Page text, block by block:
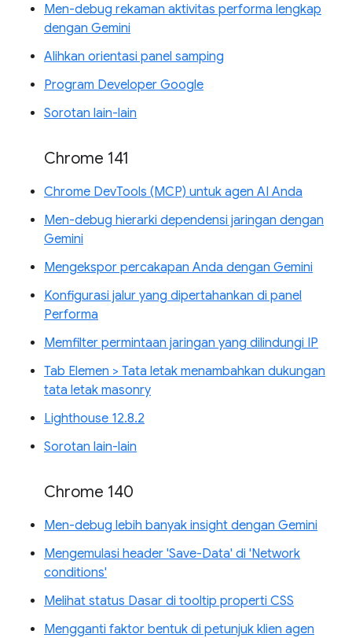
Men-debug rekaman aktivitas performa lengkap
dengan Gemini
Alihkan orientasi panel samping
Program Developer Google
Sorotan lain-lain
Chrome 141
Chrome DevTools (MCP) untuk agen AI Anda
Men-debug hierarki dependensi jaringan dengan
Gemini
Mengekspor percakapan Anda dengan Gemini
Konfigurasi jalur yang dipertahankan di panel
Performa
Memfilter permintaan jaringan yang dilindungi IP
Tab Elemen > Tata letak menambahkan dukungan
tata letak masonry
Lighthouse 12.8.2
Sorotan lain-lain
Chrome 140
Men-debug lebih banyak insight dengan Gemini
Mengemulasi header 'Save-Data' di 'Network
conditions'
Melihat status Dasar di tooltip properti CSS
Mengganti faktor bentuk di petunjuk klien agen